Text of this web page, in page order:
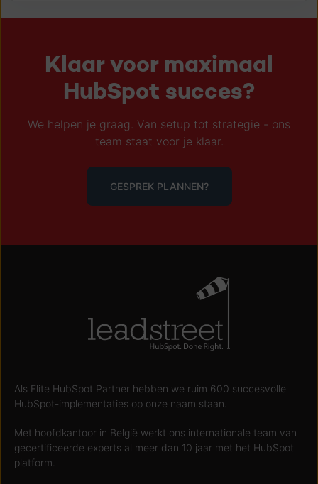
Klaar voor maximaal
HubSpot succes?
We helpen je graag. Van setup tot strategie - ons
team staat voor je klaar.
GESPREK PLANNEN?
Als Elite HubSpot Partner hebben we ruim 600 succesvolle
HubSpot-implementaties op onze naam staan.
Met hoofdkantoor in België werkt ons internationale team van
gecertificeerde experts al meer dan 10 jaar met het HubSpot
platform.